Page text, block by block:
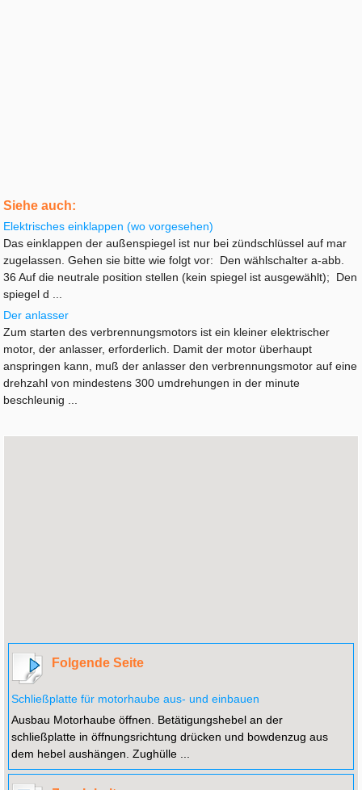
Siehe auch:
Elektrisches einklappen (wo vorgesehen)
Das einklappen der außenspiegel ist nur bei zündschlüssel auf mar
zugelassen. Gehen sie bitte wie folgt vor: Den wählschalter a-abb.
36 Auf die neutrale position stellen (kein spiegel ist ausgewählt); Den
spiegel d ...
Der anlasser
Zum starten des verbrennungsmotors ist ein kleiner elektrischer
motor, der anlasser, erforderlich. Damit der motor überhaupt
anspringen kann, muß der anlasser den verbrennungsmotor auf eine
drehzahl von mindestens 300 umdrehungen in der minute
beschleunig ...
Folgende Seite
Schließplatte für motorhaube aus- und einbauen
Ausbau Motorhaube öffnen. Betätigungshebel an der
schließplatte in öffnungsrichtung drücken und bowdenzug aus
dem hebel aushängen. Zughülle ...